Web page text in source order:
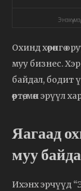
Энэхүү
Охинд хөрөнгө
муу бизнес.
байдал, бодит
өөртөө, мөн эрүүл
Яагаад
муу
Ихэнх эрчүүд